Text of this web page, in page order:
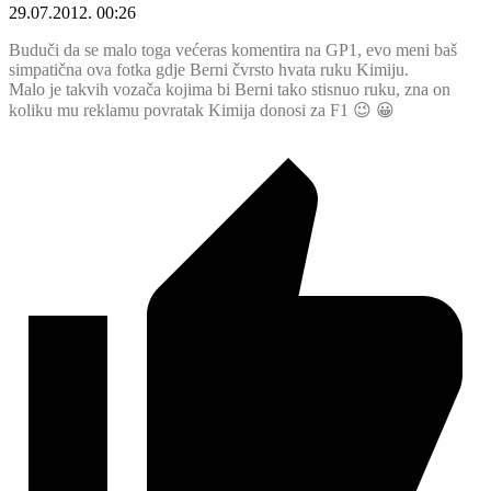
29.07.2012. 00:26
Buduči da se malo toga većeras komentira na GP1, evo meni baš
simpatična ova fotka gdje Berni čvrsto hvata ruku Kimiju.
Malo je takvih vozača kojima bi Berni tako stisnuo ruku, zna on
koliku mu reklamu povratak Kimija donosi za F1 😉 😀